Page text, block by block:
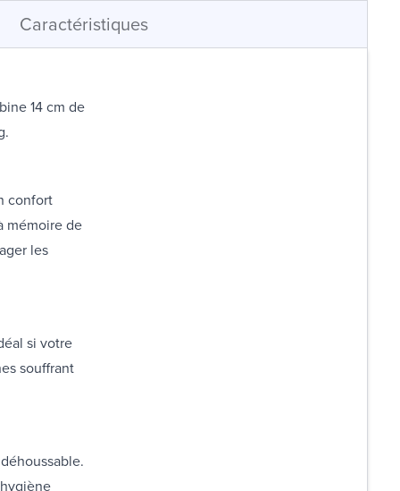
Caractéristiques
14 cm de
confort
mémoire de
les
si votre
souffrant